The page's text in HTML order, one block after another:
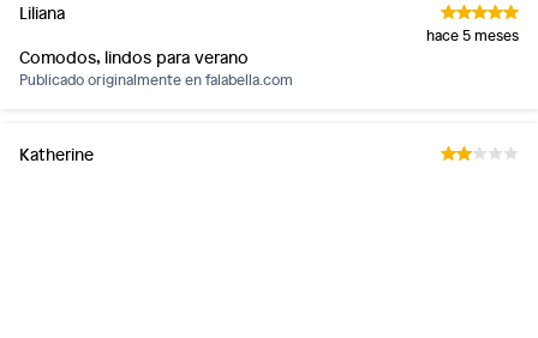
Liliana
hace 5 meses
Comodos, lindos para verano
Publicado originalmente enfalabella.com
Katherine